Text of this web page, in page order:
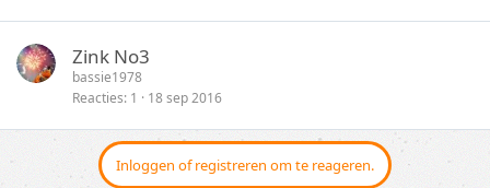
Zink No3
bassie1978
Reacties 1 18 sep 2016
Inloggen of registreren om te reageren.